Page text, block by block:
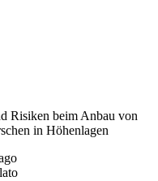
Risiken beim Anbau von
in Höhenlagen